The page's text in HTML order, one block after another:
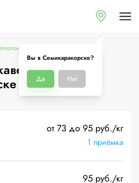
Вы в Семикаракорске?
Да Нет
в Семикаракорске
в
от 73 до 95 руб./кг
1 приёмка
95 руб./кг